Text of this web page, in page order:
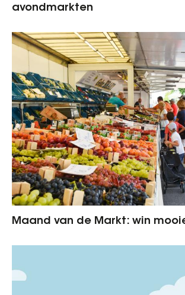
avondmarkten
Maand van de Markt: win